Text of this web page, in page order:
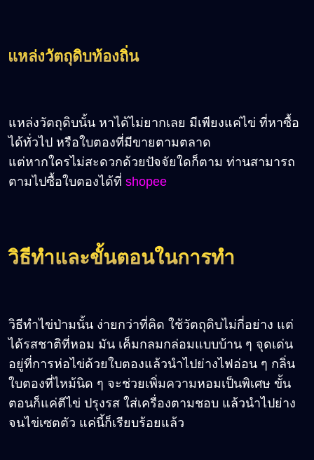
แหล่งวัตถุดิบท้องถิ่น
แหล่งวัตถุดิบนั้น หาได้ไม่ยากเลย มีเพียงแค่ไข่ ที่หาซื้อ
ได้ทั่วไป หรือใบตองที่มีขายตามตลาด
แต่หากใครไม่สะดวกด้วยปัจจัยใดก็ตาม ท่านสามารถ
ตามไปซื้อใบตองได้ที่ shopee
วิธีทำและขั้นตอนในการทำ
วิธีทำไข่ป่ามนั้น ง่ายกว่าที่คิด ใช้วัตถุดิบไม่กี่อย่าง แต่
ได้รสชาติที่หอม มัน เค็มกลมกล่อมแบบบ้าน ๆ จุดเด่น
อยู่ที่การห่อไข่ด้วยใบตองแล้วนำไปย่างไฟอ่อน ๆ กลิ่น
ใบตองที่ไหม้นิด ๆ จะช่วยเพิ่มความหอมเป็นพิเศษ ขั้น
ตอนก็แค่ตีไข่ ปรุงรส ใส่เครื่องตามชอบ แล้วนำไปย่าง
จนไข่เซตตัว แค่นี้ก็เรียบร้อยแล้ว